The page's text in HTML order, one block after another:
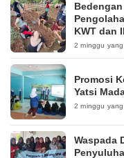
KWT dan
Pakintelan
2 minggu
Promosi
Yatsi
2 minggu
Waspada